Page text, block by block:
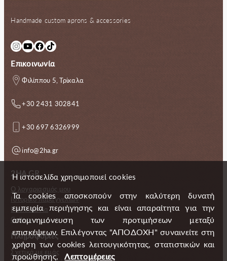
Handmade custom aprons & accessories
InstagramYouTube Facebook TikTok
Επικοινωνία
Φιλίππου 5, Τρίκαλα
+30 2431 302841
+30 697 6326999
info@2ha.gr
2HA.GR
Ο λογαριασμός μου
Ιστορικό παραγγελιών
Επικοινωνία
Gallery
Πληροφορίες
Σχετικά με εμάς
Η ιστοσελίδα χρησιμοποιεί cookies
Τα cookies αποσκοπούν στην καλύτερη δυνατή
εμπειρία περιήγησης και είναι απαραίτητα για την
απομνημόνευση των προτιμήσεων μεταξύ
επισκέψεων. Επιλέγοντας "ΑΠΟΔΟΧΗ" συναινείτε στη
χρήση των cookies λειτουγικότητας, στατιστικών και
προώθησης.
Λεπτομέρειες